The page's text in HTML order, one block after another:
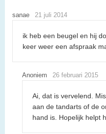
sanae 21 juli 2014
ik heb een beugel en hij
keer weer een afspraak
Anoniem 26 februari 2015
Ai, dat is vervelend.
aan de tandarts of de
hand is. Hopelijk helpt